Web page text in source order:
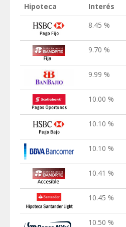
Hipoteca Interés
8.45 %
9.70 %
9.99 %
10.00 %
10.10 %
10.10 %
10.41 %
10.45 %
10.50 %